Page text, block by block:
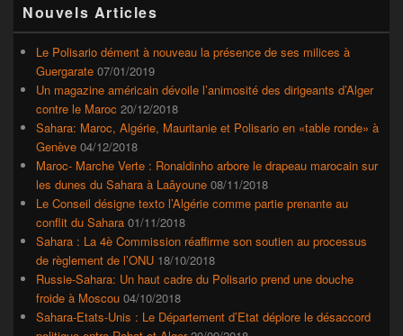
principale
de
widget
barre
latérale
Nouvels Articles
Le Polisario dément à nouveau la présence de ses milices à
Guergarate 07/01/2019
Un magazine américain dévoile l’animosité des dirigeants d’Alger
contre le Maroc 20/12/2018
Sahara: Maroc, Algérie, Mauritanie et Polisario en «table ronde» à
Genève 04/12/2018
Maroc- Marche Verte : Ronaldinho arbore le drapeau marocain sur
les dunes du Sahara à Laâyoune 08/11/2018
Le Conseil désigne texto l’Algérie comme partie prenante au
conflit du Sahara 01/11/2018
Sahara : La 4è Commission réaffirme son soutien au processus
de règlement de l’ONU 18/10/2018
Russie-Sahara: Un haut cadre du Polisario prend une douche
froide à Moscou 04/10/2018
Sahara-Etats-Unis : Le Département d’Etat déplore le désaccord